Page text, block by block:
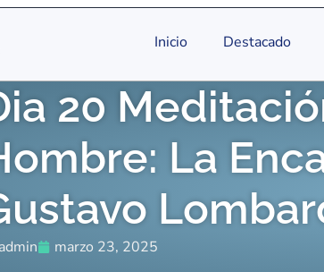
Inicio Destacado
20
La
admin marzo 23, 2025